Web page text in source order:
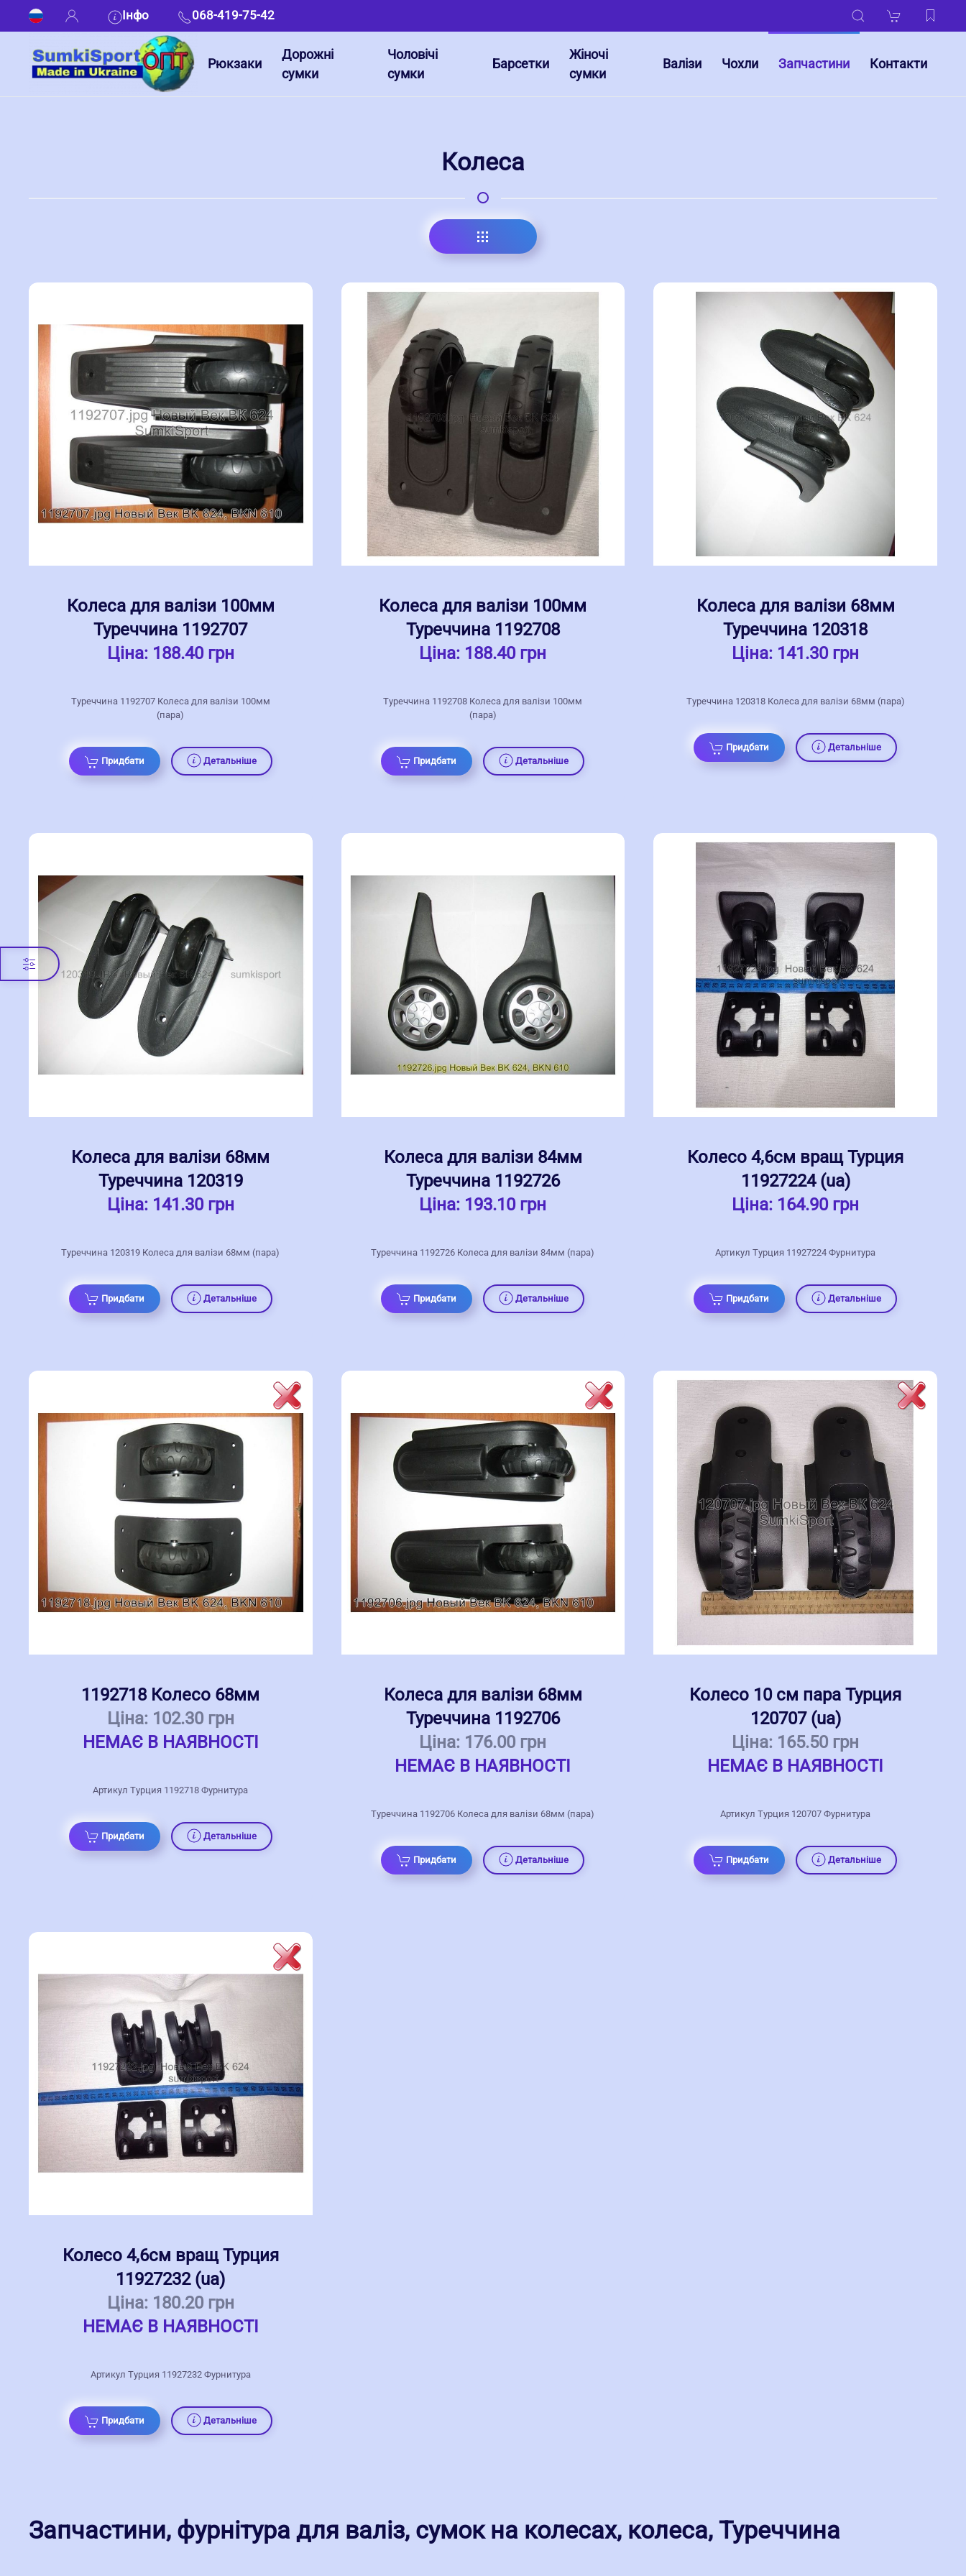
Інфо 068-419-75-42
Рюкзаки
Дорожні
сумки
Чоловічі
сумки
Барсетки
Жіночі
сумки
Валізи Чохли Запчастини Контакти
Колеса
Колеса для валізи 100мм
Туреччина 1192707
Ціна: 188.40 грн
Туреччина 1192707 Колеса для валізи 100мм
(пара)
Придбати Детальніше
Колеса для валізи 100мм
Туреччина 1192708
Ціна: 188.40 грн
Туреччина 1192708 Колеса для валізи 100мм
(пара)
Придбати Детальніше
Колеса для валізи 68мм
Туреччина 120318
Ціна: 141.30 грн
Туреччина 120318 Колеса для валізи 68мм (пара)
Придбати Детальніше
Колеса для валізи 68мм
Туреччина 120319
Ціна: 141.30 грн
Туреччина 120319 Колеса для валізи 68мм (пара)
Придбати Детальніше
Колеса для валізи 84мм
Туреччина 1192726
Ціна: 193.10 грн
Туреччина 1192726 Колеса для валізи 84мм (пара)
Придбати Детальніше
Колесо 4,6см вращ Турция
11927224 (ua)
Ціна: 164.90 грн
Артикул Турция 11927224 Фурнитура
Придбати Детальніше
1192718 Колесо 68мм
Ціна: 102.30 грн
НЕМАЄ В НАЯВНОСТІ
Артикул Турция 1192718 Фурнитура
Придбати Детальніше
Колеса для валізи 68мм
Туреччина 1192706
Ціна: 176.00 грн
НЕМАЄ В НАЯВНОСТІ
Туреччина 1192706 Колеса для валізи 68мм (пара)
Придбати Детальніше
Колесо 10 см пара Турция
120707 (ua)
Ціна: 165.50 грн
НЕМАЄ В НАЯВНОСТІ
Артикул Турция 120707 Фурнитура
Придбати Детальніше
Колесо 4,6см вращ Турция
11927232 (ua)
Ціна: 180.20 грн
НЕМАЄ В НАЯВНОСТІ
Артикул Турция 11927232 Фурнитура
Придбати Детальніше
Запчастини, фурнітура для валіз, сумок на колесах, колеса, Туреччина